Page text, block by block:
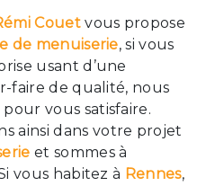
Couetvous propose
de menuiserie, si vous
usant d’une
faire de qualité, nous
vous satisfaire.
ainsi dans votre projet
et sommes à
vous habitez à Rennes,